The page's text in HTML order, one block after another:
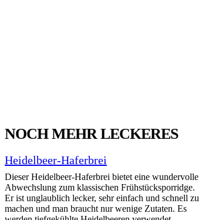
NOCH MEHR LECKERES
Heidelbeer-Haferbrei
Dieser Heidelbeer-Haferbrei bietet eine wundervolle
Abwechslung zum klassischen Frühstücksporridge.
Er ist unglaublich lecker, sehr einfach und schnell zu
machen und man braucht nur wenige Zutaten. Es